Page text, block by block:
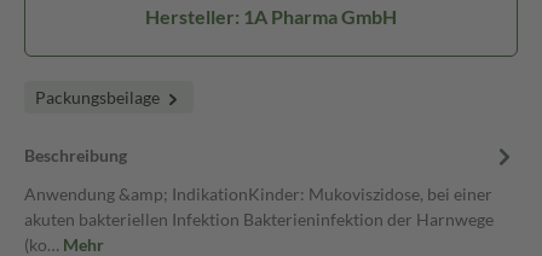
Hersteller: 1A Pharma GmbH
Packungsbeilage
Beschreibung
Anwendung &amp; IndikationKinder: Mukoviszidose, bei einer
akuten bakteriellen Infektion Bakterieninfektion der Harnwege
(ko… Mehr